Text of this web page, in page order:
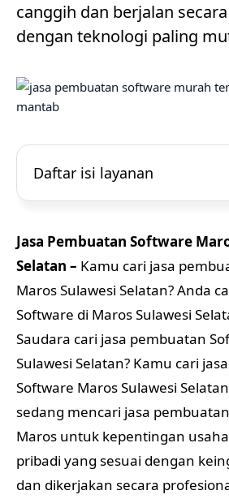
canggih dan berjalan
dengan teknologi paling
Daftar isi layanan
Jasa Pembuatan Software
Selatan – Kamu cari jasa
Maros Sulawesi Selatan? Anda
Software di Maros Sulawesi
Saudara cari jasa pembuatan
Sulawesi Selatan? Kamu cari
Software Maros Sulawesi
sedang mencari jasa
Maros untuk kepentingan
pribadi yang sesuai dengan
dan dikerjakan secara